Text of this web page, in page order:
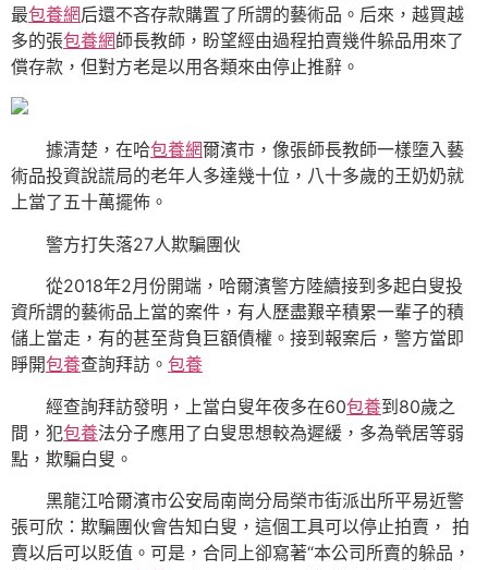
最包養網后還不吝存款購置了所謂的藝術品。后來，越買越
多的張包養網師長教師，盼望經由過程拍賣幾件躲品用來了
償存款，但對方老是以用各類來由停止推辭。
據清楚，在哈包養網爾濱市，像張師長教師一樣墮入藝
術品投資說謊局的老年人多達幾十位，八十多歲的王奶奶就
上當了五十萬擺佈。
警方打失落27人欺騙團伙
從2018年2月份開端，哈爾濱警方陸續接到多起白叟投
資所謂的藝術品上當的案件，有人歷盡艱辛積累一輩子的積
儲上當走，有的甚至背負巨額債權。接到報案后，警方當即
睜開包養查詢拜訪。 包養
經查詢拜訪發明，上當白叟年夜多在60包養到80歲之
間，犯包養法分子應用了白叟思想較為遲緩，多為煢居等弱
點，欺騙白叟。
黑龍江哈爾濱市公安局南崗分局榮市街派出所平易近警
張可欣：欺騙團伙會告知白叟，這個工具可以停止拍賣， 拍
賣以后可以貶值。可是，合同上卻寫著“本公司所賣的躲品，